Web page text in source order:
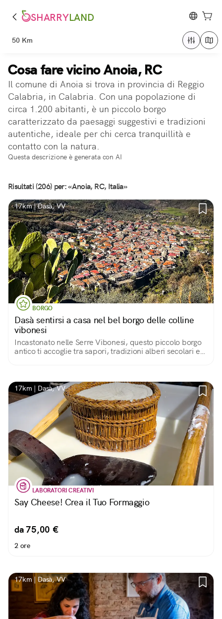
SHARRYLAND
50 Km
Cosa fare vicino Anoia, RC
Il comune di Anoia si trova in provincia di Reggio
Calabria, in Calabria. Con una popolazione di
circa 1.200 abitanti, è un piccolo borgo
caratterizzato da paesaggi suggestivi e tradizioni
autentiche, ideale per chi cerca tranquillità e
contatto con la natura.
Questa descrizione è generata con AI
Risultati (206) per: «Anoia, RC, Italia»
17km | Dasà, VV
BORGO
Dasà sentirsi a casa nel bel borgo delle colline
vibonesi
Incastonato nelle Serre Vibonesi, questo piccolo borgo
antico ti accoglie tra sapori, tradizioni alberi secolari e
17km | Dasà, VV
LABORATORI CREATIVI
Say Cheese! Crea il Tuo Formaggio
da 75,00 €
2 ore
17km | Dasà, VV